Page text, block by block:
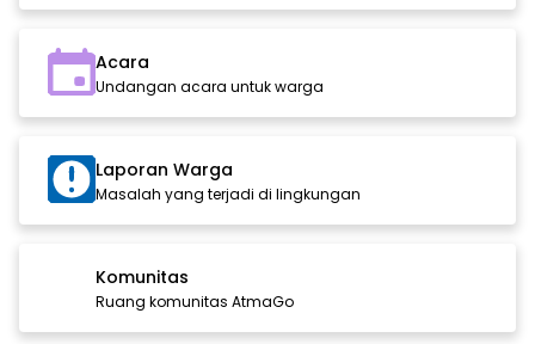
Acara
Undangan acara untuk warga
Laporan Warga
Masalah yang terjadi di lingkungan
Komunitas
Ruang komunitas AtmaGo